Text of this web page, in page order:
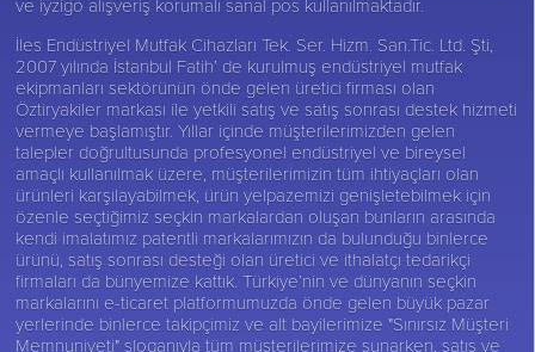
İles Endüstriyel Mutfak Cihazları Tek. Ser. Hizm. San.Tic. Ltd. Şti,
2007 yılında İstanbul Fatih’ de kurulmuş endüstriyel mutfak
ekipmanları sektörünün önde gelen üretici firması olan
Öztiryakiler markası ile yetkili satış ve satış sonrası destek hizmeti
vermeye başlamıştır. Yıllar içinde müşterilerimizden gelen
talepler doğrultusunda profesyonel endüstriyel ve bireysel
amaçlı kullanılmak üzere, müşterilerimizin tüm ihtiyaçları olan
ürünleri karşılayabilmek, ürün yelpazemizi genişletebilmek için
özenle seçtiğimiz seçkin markalardan oluşan bunların arasında
kendi imalatımız patentli markalarımızın da bulunduğu binlerce
ürünü, satış sonrası desteği olan üretici ve ithalatçı tedarikçi
firmaları da bünyemize kattık. Türkiye’nin ve dünyanın seçkin
markalarını e-ticaret platformumuzda önde gelen büyük pazar
yerlerinde binlerce takipçimiz ve alt bayilerimize "Sınırsız Müşteri
Memnuniyeti" sloganıyla tüm müşterilerimize sunarken, satış ve